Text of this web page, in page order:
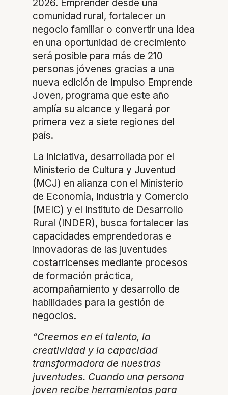
2026. Emprender desde una
comunidad rural, fortalecer un
negocio familiar o convertir una idea
en una oportunidad de crecimiento
será posible para más de 210
personas jóvenes gracias a una
nueva edición de Impulso Emprende
Joven, programa que este año
amplía su alcance y llegará por
primera vez a siete regiones del
país.
La iniciativa, desarrollada por el
Ministerio de Cultura y Juventud
(MCJ) en alianza con el Ministerio
de Economía, Industria y Comercio
(MEIC) y el Instituto de Desarrollo
Rural (INDER), busca fortalecer las
capacidades emprendedoras e
innovadoras de las juventudes
costarricenses mediante procesos
de formación práctica,
acompañamiento y desarrollo de
habilidades para la gestión de
negocios.
“Creemos en el talento, la
creatividad y la capacidad
transformadora de nuestras
juventudes. Cuando una persona
joven recibe herramientas para